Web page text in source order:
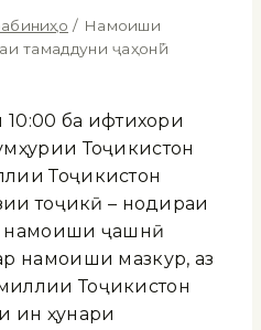
/ Намоиши
тамаддуни ҷаҳонӣ”
10:00 ба ифтихори
Тоҷикистон
Тоҷикистон
тоҷикӣ – нодираи
намоиши ҷашнӣ
намоиши мазкур, аз
Тоҷикистон
ин ҳунари